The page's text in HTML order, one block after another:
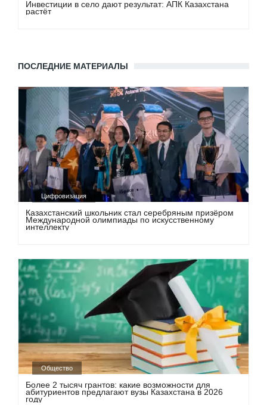
Инвестиции в село дают результат: АПК Казахстана
растёт
ПОСЛЕДНИЕ МАТЕРИАЛЫ
Цифровизация
Казахстанский школьник стал серебряным призёром
Международной олимпиады по искусственному
интеллекту
Общество
Более 2 тысяч грантов: какие возможности для
абитуриентов предлагают вузы Казахстана в 2026
году